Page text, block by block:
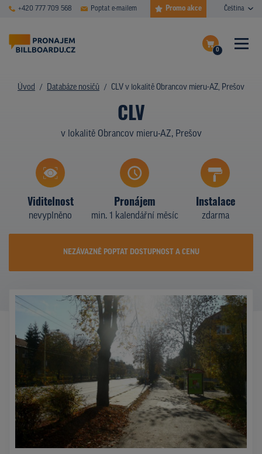
+420 777 709 568 Poptat e-mailem Promo akce Čeština
0
Dokončit poptávku
Zobrazit nosiče na mapě
ČASTÉ DOTAZY
DATABÁZE NOSIČŮ
PLOCHY V AKCI
CENY
Z PRAXE
KDO JSME
PROMO AKCE
Úvod Databáze nosičů CLV v lokalitě Obrancov mieru-AZ, Prešov
CLV
v lokalitě Obrancov mieru-AZ, Prešov
Viditelnost
nevyplněno
Pronájem
min. 1 kalendářní měsíc
Instalace
zdarma
NEZÁVAZNĚ POPTAT DOSTUPNOST A CENU